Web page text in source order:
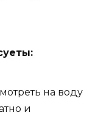
на воду
и